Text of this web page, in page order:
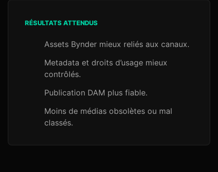
RÉSULTATS ATTENDUS
Assets Bynder mieux reliés aux canaux.
Metadata et droits d’usage mieux
contrôlés.
Publication DAM plus fiable.
Moins de médias obsolètes ou mal
classés.